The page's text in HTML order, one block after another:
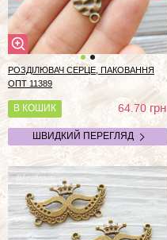
РОЗДІЛЮВАЧ СЕРЦЕ, ПАКОВАННЯ
ОПТ 11389
В КОШИК 64.70грн
ШВИДКИЙ ПЕРЕГЛЯД